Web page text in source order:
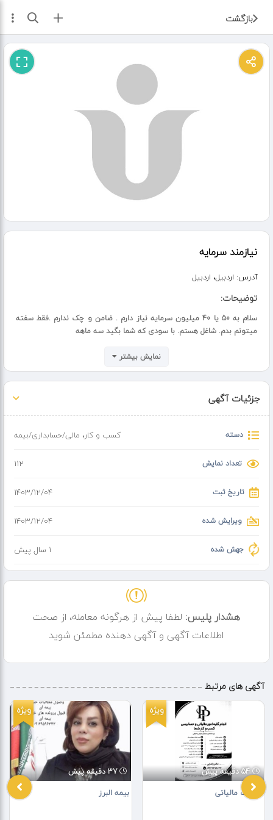
بازگشت ثبت آگهی
نیازمند سرمایه
آدرس: اردبیل، اردبیل
توضیحات:
سلام به 50 یا 40 میلیون سرمایه نیاز دارم . ضامن و چک ندارم .فقط سفته
میتونم بدم. شاغل هستم. با سودی که شما بگید سه ماهه
نمایش بیشتر
جزئیات آگهی
دسته کسب و کار، مالی/حسابداری/بیمه
تعداد نمایش 112
تاریخ ثبت ۱۴۰۳/۱۲/۰۴
ویرایش شده ۱۴۰۳/۱۲/۰۴
جهش شده 1 سال پیش
هشدار پلیس: لطفا پیش از هرگونه معامله، از صحت
اطلاعات آگهی و آگهی دهنده مطمئن شوید
آگهی های مرتبط
ویژه
37 دقیقه پیش
بیمه البرز
ویژه
54 دقیقه پیش
خدمات مالیاتی